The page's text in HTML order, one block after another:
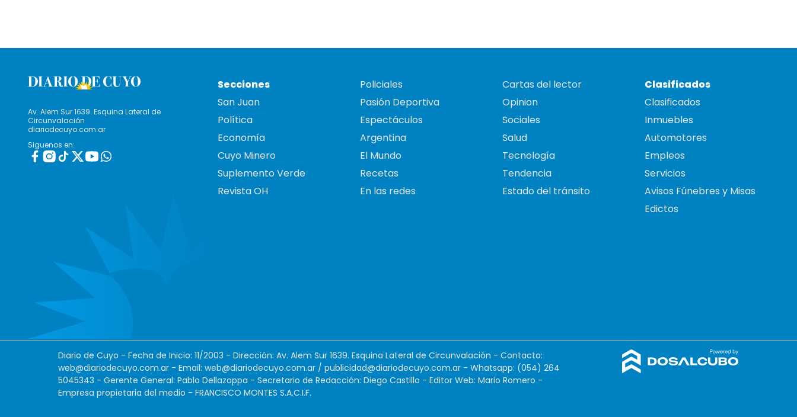
Av. Alem Sur 1639. Esquina Lateral de
Circunvalación
diariodecuyo.com.ar
Siguenos en:
Secciones
San Juan
Política
Economía
Cuyo Minero
Suplemento Verde
Revista OH
Policiales
Pasión Deportiva
Espectáculos
Argentina
El Mundo
Recetas
En las redes
Cartas del lector
Opinion
Sociales
Salud
Tecnología
Tendencia
Estado del tránsito
Clasificados
Clasificados
Inmuebles
Automotores
Empleos
Servicios
Avisos Fúnebres y Misas
Edictos
Diario de Cuyo - Fecha de Inicio: 11/2003 - Dirección: Av. Alem Sur 1639. Esquina Lateral de Circunvalación - Contacto:
web@diariodecuyo.com.ar - Email: web@diariodecuyo.com.ar / publicidad@diariodecuyo.com.ar - Whatsapp: (054) 264
5045343 - Gerente General: Pablo Dellazoppa - Secretario de Redacción: Diego Castillo - Editor Web: Mario Romero -
Empresa propietaria del medio - FRANCISCO MONTES S.A.C.I.F.